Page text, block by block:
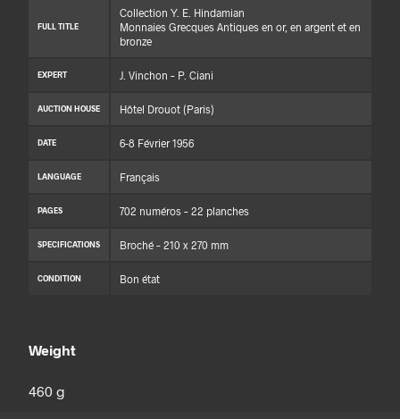
FULL TITLE
Collection Y. E. Hindamian
Monnaies Grecques Antiques en or, en argent et en
bronze
EXPERT J. Vinchon – P. Ciani
AUCTION HOUSE Hôtel Drouot (Paris)
DATE 6-8 Février 1956
LANGUAGE Français
PAGES 702 numéros – 22 planches
SPECIFICATIONS Broché – 210 x 270 mm
CONDITION Bon état
Weight
460 g